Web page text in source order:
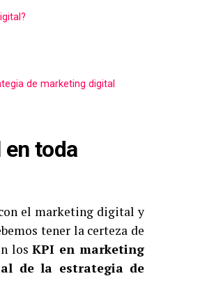
de marketing digital
toda
el marketing digital y
tener la certeza de
losKPI en marketing
de la estrategia de